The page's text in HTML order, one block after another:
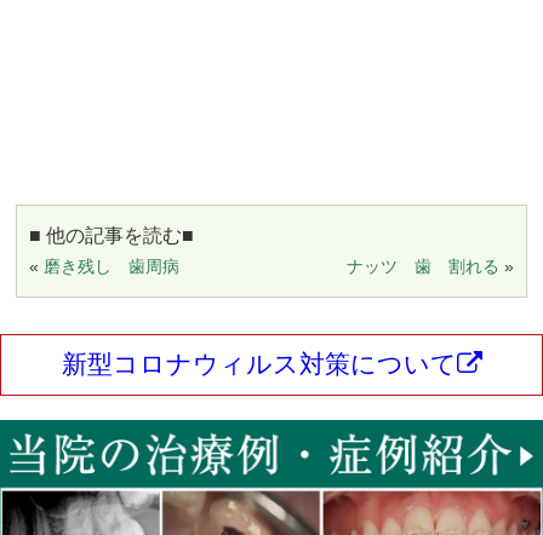
■ 他の記事を読む■
« 磨き残し 歯周病 ナッツ 歯 割れる »
新型コロナウィルス対策について